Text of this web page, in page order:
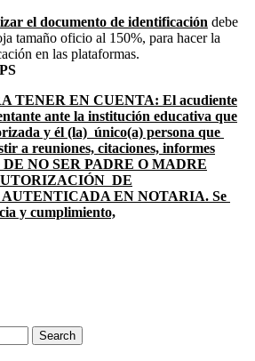
el documento de identificación debe
tamaño oficio al 150%, para hacer la
en las plataformas.
TENER EN CUENTA: El acudiente
ante la institución educativa que
y él (la) único(a) persona que
a reuniones, citaciones, informes
DE NO SER PADRE O MADRE
DE
EN NOTARIA. Se
y cumplimiento,